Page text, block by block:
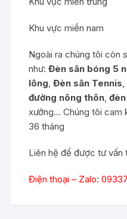
Khu vực miền nam
Ngoài ra chúng tôi còn
như:Đèn sân bóng 5
lông,Đèn sân Tennis,
đường nông thôn,
xưởng… Chúng tôi cam
36 tháng
Liên hệ để được tư
Điện thoại – Zalo: